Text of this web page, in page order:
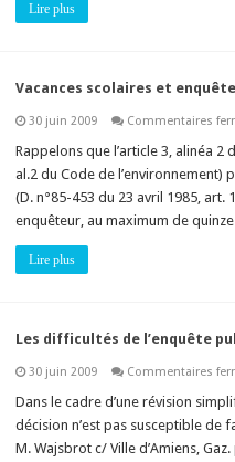
Lire plus
Vacances scolaires et enquête
30 juin 2009 Commentaires
Rappelons que l’article 3, alinéa
al.2 du Code de
(D. n°85-453 du 23 avril 1985,
enquêteur, au maximum de
Lire plus
Les difficultés de l’enquête
30 juin 2009 Commentaires
Dans le cadre d’une révision
décision n’est pas susceptible de
M. Wajsbrot c/ Ville d’Amiens,